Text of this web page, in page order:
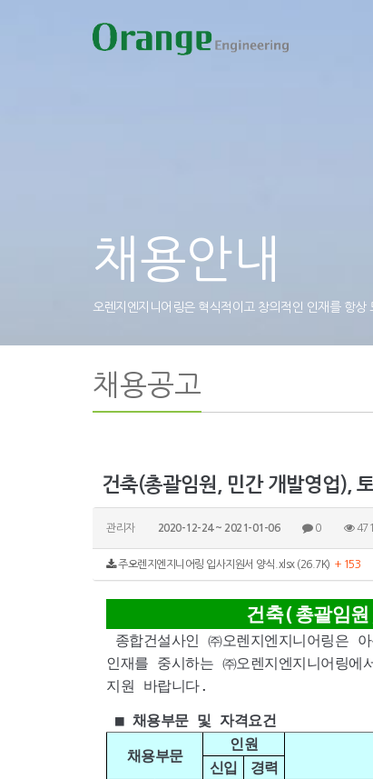
채용안내
오렌지엔지니어링은 혁식적이고 창의적인 인재를 항상
채용공고
건축(총괄임원, 민간 개발영업),
관리자 2020-12-24 ~ 2021-01-06 0
주오렌지엔지니어링 입사지원서 양식.xlsx (26.7K) + 153
건축(총괄임
종합건설사인 ㈜오렌지엔지니어링은
인재를 중시하는 ㈜오렌지엔지니어링
지원 바랍니다.
■채용부문 및 자격요건
채용부문
인원
신입 경력